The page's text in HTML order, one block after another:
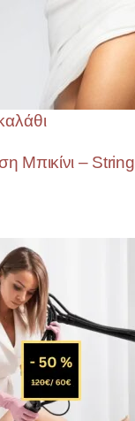
Μπικίνι – String